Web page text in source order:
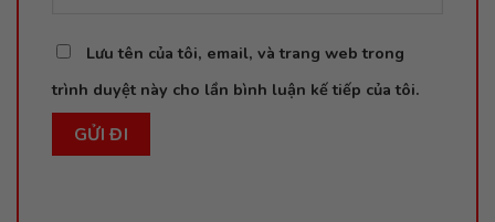
Lưu tên của tôi, email, và trang web trong
trình duyệt này cho lần bình luận kế tiếp của tôi.